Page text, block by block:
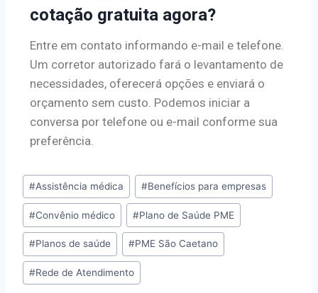
cotação gratuita agora?
Entre em contato informando e-mail e telefone.
Um corretor autorizado fará o levantamento de
necessidades, oferecerá opções e enviará o
orçamento sem custo. Podemos iniciar a
conversa por telefone ou e-mail conforme sua
preferência.
#Assistência médica #Benefícios para empresas
#Convênio médico #Plano de Saúde PME
#Planos de saúde #PME São Caetano
#Rede de Atendimento